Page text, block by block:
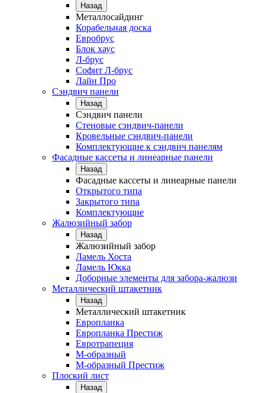
Назад
Металлосайдинг
Корабельная доска
Евробрус
Блок хаус
Л-брус
Софит Л-брус
Лайн Про
Сэндвич панели
Назад
Сэндвич панели
Стеновые сэндвич-панели
Кровельные сэндвич-панели
Комплектующие к сэндвич панелям
Фасадные кассеты и линеарные панели
Назад
Фасадные кассеты и линеарные панели
Открытого типа
Закрытого типа
Комплектующие
Жалюзийный забор
Назад
Жалюзийный забор
Ламель Хоста
Ламель Юкка
Доборные элементы для забора-жалюзи
Металлический штакетник
Назад
Металлический штакетник
Европланка
Европланка Престиж
Евротрапеция
М-образный
М-образный Престиж
Плоский лист
Назад